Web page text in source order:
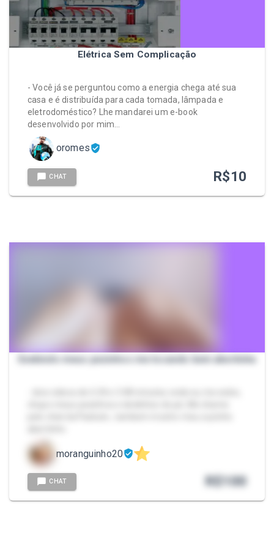
Elétrica Sem Complicação
- Você já se perguntou como a energia chega até sua
casa e é distribuída para cada tomada, lâmpada e
eletrodoméstico? Lhe mandarei um e-book
desenvolvido por mim…
oromes
CHAT R$10
Exebindo meus pezinhos me tocando bem abertinha
moranguinho20
CHAT R$100